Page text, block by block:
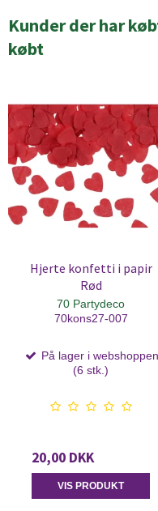
Kunder der har
købt
Hjerte konfetti i papir
Rød
70 Partydeco
70kons27-007
På lager i webshoppen
(6 stk.)
20,00 DKK
VIS PRODUKT